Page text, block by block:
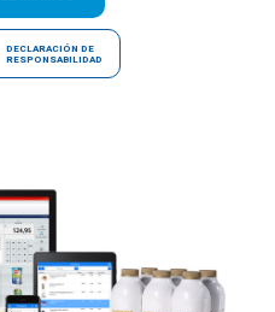
DECLARACIÓN DE
RESPONSABILIDAD